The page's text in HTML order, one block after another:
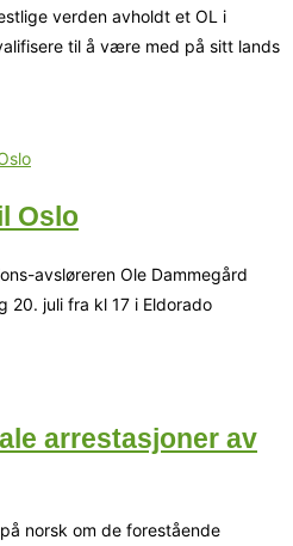
verden avholdt et OL i
til å være med på sitt lands
Oslo
avsløreren Ole Dammegård
20. juli fra kl 17 i Eldorado
arrestasjoner av
norsk om de forestående